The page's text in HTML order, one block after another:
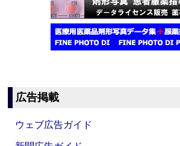
広告掲載
ウェブ広告ガイド